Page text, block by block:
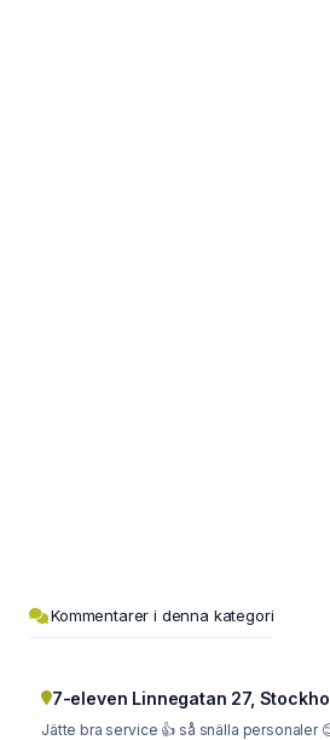
Kommentarer i denna kategori
7-eleven Linnegatan 27,
Jätte bra service 👍 så snälla personaler